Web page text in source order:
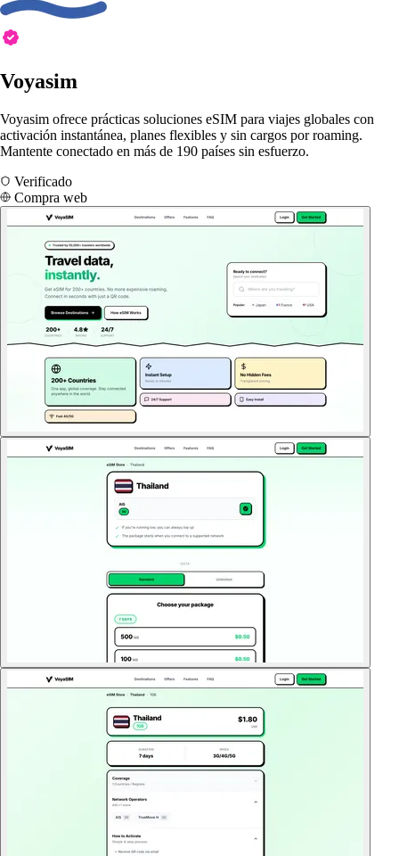
Voyasim
Voyasim ofrece prácticas soluciones eSIM para viajes globales con
activación instantánea, planes flexibles y sin cargos por roaming.
Mantente conectado en más de 190 países sin esfuerzo.
Verificado
Compra web